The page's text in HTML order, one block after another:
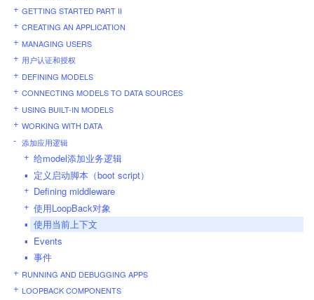
GETTING STARTED PART II
CREATING AN APPLICATION
MANAGING USERS
用户认证和授权
DEFINING MODELS
CONNECTING MODELS TO DATA SOURCES
USING BUILT-IN MODELS
WORKING WITH DATA
添加应用逻辑
给model添加业务逻辑
定义启动脚本（boot script）
Defining middleware
使用LoopBack对象
使用当前上下文
Events
事件
RUNNING AND DEBUGGING APPS
LOOPBACK COMPONENTS